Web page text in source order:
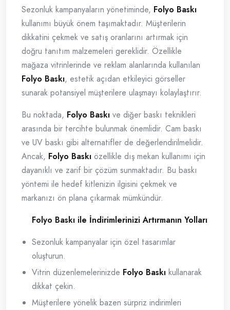
Sezonluk kampanyaların yönetiminde, Folyo Baskı
kullanımı büyük önem taşımaktadır. Müşterilerin
dikkatini çekmek ve satış oranlarını artırmak için
doğru tanıtım malzemeleri gereklidir. Özellikle
mağaza vitrinlerinde ve reklam alanlarında kullanılan
Folyo Baskı, estetik açıdan etkileyici görseller
sunarak potansiyel müşterilere ulaşmayı kolaylaştırır.
Bu noktada, Folyo Baskı ve diğer baskı teknikleri
arasında bir tercihte bulunmak önemlidir. Cam baskı
ve UV baskı gibi alternatifler de değerlendirilmelidir.
Ancak, Folyo Baskı özellikle dış mekan kullanımı için
dayanıklı ve zarif bir çözüm sunmaktadır. Bu baskı
yöntemi ile hedef kitlenizin ilgisini çekmek ve
markanızı ön plana çıkarmak mümkündür.
Folyo Baskı ile İndirimlerinizi Artırmanın Yolları
Sezonluk kampanyalar için özel tasarımlar
oluşturun.
Vitrin düzenlemelerinizde Folyo Baskı kullanarak
dikkat çekin.
Müşterilere yönelik bazen sürpriz indirimleri